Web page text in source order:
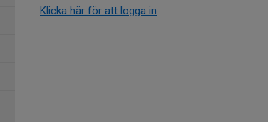
Klicka här för att logga in